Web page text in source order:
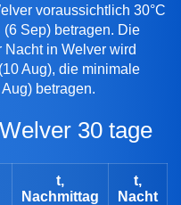
voraussichtlich 30°C
(6 Sep) betragen. Die
Nacht in Welver wird
Aug), die minimale
betragen.
Welver 30 tage
t,
Nachmittag
t,
Nacht